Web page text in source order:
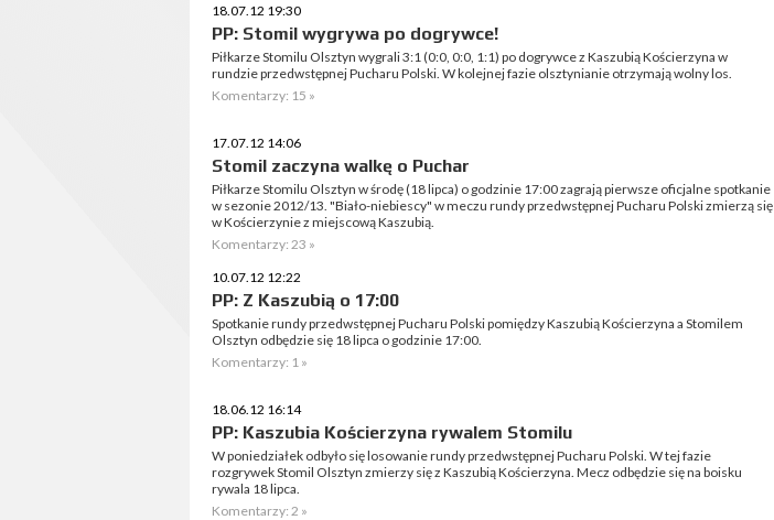
18.07.12 19:30
PP: Stomil wygrywa po dogrywce!
Piłkarze Stomilu Olsztyn wygrali 3:1 (0:0, 0:0, 1:1) po dogrywce z Kaszubią Kościerzyna w
rundzie przedwstępnej Pucharu Polski. W kolejnej fazie olsztynianie otrzymają wolny los.
Komentarzy: 15 »
17.07.12 14:06
Stomil zaczyna walkę o Puchar
Piłkarze Stomilu Olsztyn w środę (18 lipca) o godzinie 17:00 zagrają pierwsze oficjalne spotkanie
w sezonie 2012/13. "Biało-niebiescy" w meczu rundy przedwstępnej Pucharu Polski zmierzą się
w Kościerzynie z miejscową Kaszubią.
Komentarzy: 23 »
10.07.12 12:22
PP: Z Kaszubią o 17:00
Spotkanie rundy przedwstępnej Pucharu Polski pomiędzy Kaszubią Kościerzyna a Stomilem
Olsztyn odbędzie się 18 lipca o godzinie 17:00.
Komentarzy: 1 »
18.06.12 16:14
PP: Kaszubia Kościerzyna rywalem Stomilu
W poniedziałek odbyło się losowanie rundy przedwstępnej Pucharu Polski. W tej fazie
rozgrywek Stomil Olsztyn zmierzy się z Kaszubią Kościerzyna. Mecz odbędzie się na boisku
rywala 18 lipca.
Komentarzy: 2 »